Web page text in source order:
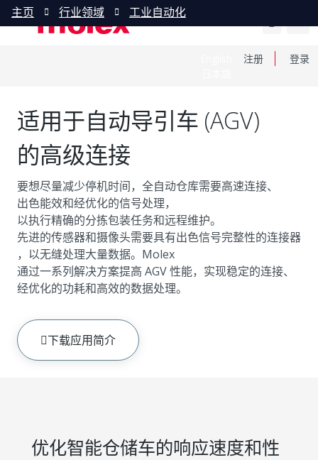
注册 登录
主页 行业领域 工业自动化
适用于自动导引车 (AGV)
的高级连接
要想尽量减少停机时间，全自动仓库需要高速连接、
出色能效和经优化的信号处理，
以执行精确的分拣包装任务和远程维护。
先进的传感器和摄像头需要具有出色信号完整性的连接器
，以无缝处理大量数据。Molex
通过一系列解决方案提高 AGV 性能，实现稳定的连接、
经优化的功耗和高效的数据处理。
下载应用简介
优化智能仓储车的响应速度和性